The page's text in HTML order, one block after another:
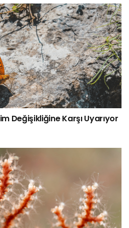
Değişikliğine Karşı Uyarıyor